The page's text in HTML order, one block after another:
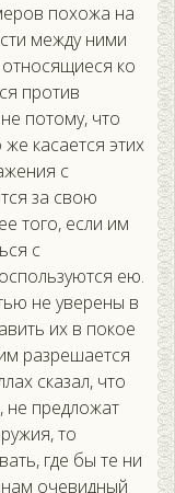
похожа на
между ними
ко
против
потому, что
касается этих
с
за свою
того, если им
с
ею.
не уверены в
их в покое
разрешается
сказал, что
не предложат
то
где бы те ни
очевидный